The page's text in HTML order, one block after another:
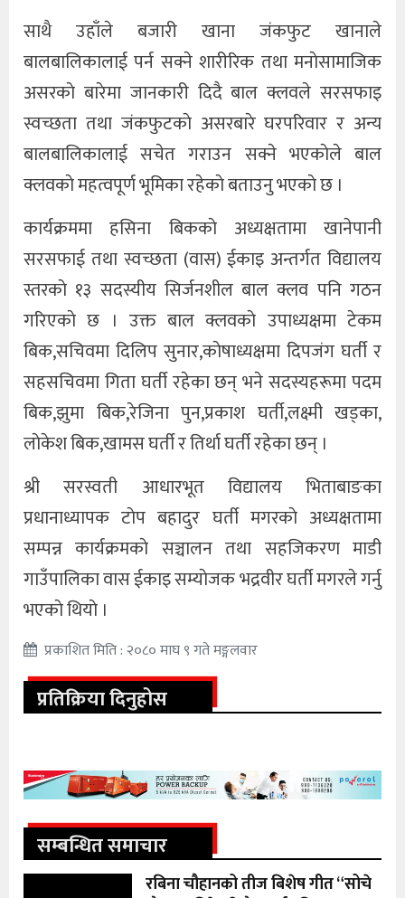
साथै उहाँले बजारी खाना जंकफुट खानाले
बालबालिकालाई पर्न सक्ने शारीरिक तथा मनाेसामाजिक
असरकाे बारेमा जानकारी दिदै बाल क्लवले सरसफाइ
स्वच्छता तथा जंकफुटकाे असरबारे घरपरिवार र अन्य
बालबालिकालाई सचेत गराउन सक्ने भएकाेले बाल
क्लवकाे महत्वपूर्ण भूमिका रहेकाे बताउनु भएकाे छ ।
कार्यक्रममा हसिना बिककाे अध्यक्षतामा खानेपानी
सरसफाई तथा स्वच्छता (वास) ईकाइ अन्तर्गत विद्यालय
स्तरकाे १३ सदस्यीय सिर्जनशील बाल क्लव पनि गठन
गरिएकाे छ । उक्त बाल क्लवकाे उपाध्यक्षमा टेकम
बिक,सचिवमा दिलिप सुनार,काेषाध्यक्षमा दिपजंग घर्ती र
सहसचिवमा गिता घर्ती रहेका छन् भने सदस्यहरूमा पदम
बिक,झुमा बिक,रेजिना पुन,प्रकाश घर्ती,लक्ष्मी खड्का,
लाेकेश बिक,खामस घर्ती र तिर्था घर्ती रहेका छन् ।
श्री सरस्वती आधारभूत विद्यालय भिताबाङका
प्रधानाध्यापक टाेप बहादुर घर्ती मगरकाे अध्यक्षतामा
सम्पन्न कार्यक्रमकाे सञ्चालन तथा सहजिकरण माडी
गाउँपालिका वास ईकाइ सम्याेजक भद्रवीर घर्ती मगरले गर्नु
भएकाे थियाे ।
प्रकाशित मिति : २०८० माघ ९ गते मङ्गलवार
प्रतिक्रिया दिनुहोस
सम्बन्धित समाचार
रबिना चौहानको तीज बिशेष गीत “सोचे